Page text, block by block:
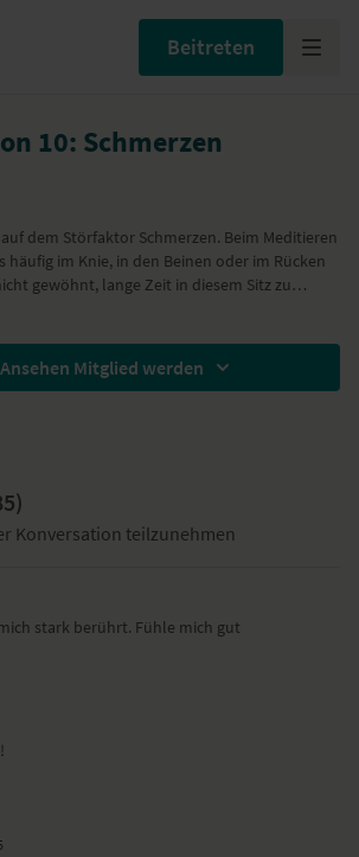
Beitreten
10: Schmerzen
dem Störfaktor Schmerzen. Beim Meditieren
häufig im Knie, in den Beinen oder im Rücken
gewöhnt, lange Zeit in diesem Sitz zu
wo und wie genau sich dieser Schmerz
Mitglied werden
)
Konversation teilzunehmen
stark berührt. Fühle mich gut